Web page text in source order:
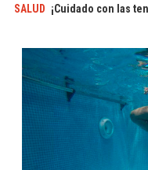
SALUD ¡Cuidado con las